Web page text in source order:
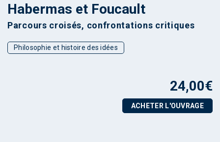
Habermas et Foucault
Parcours croisés, confrontations critiques
Philosophie et histoire des idées
24,00€
ACHETER L'OUVRAGE